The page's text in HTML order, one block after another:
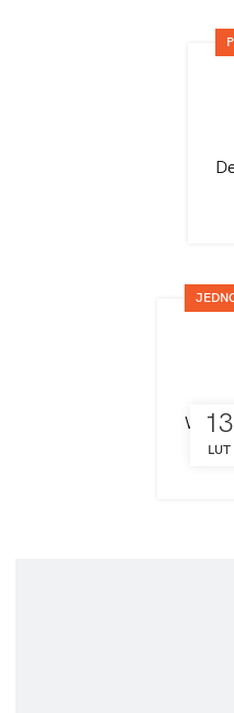
13
LUT
Wielu